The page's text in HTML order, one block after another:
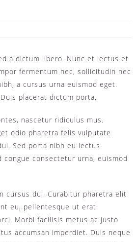
a dictum libero. Nunc et lectus et
fermentum nec, sollicitudin nec
a cursus urna euismod eget.
placerat dictum porta.
nascetur ridiculus mus.
odio pharetra felis vulputate
Sed porta nibh eu lectus
congue consectetur urna, euismod
cursus dui. Curabitur pharetra elit
eu, pellentesque ut erat.
Morbi facilisis metus ac justo
accumsan imperdiet. Duis neque